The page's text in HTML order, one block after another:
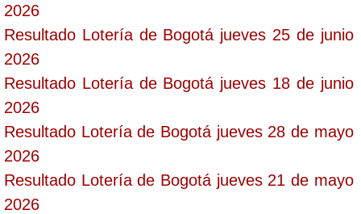
2026
Resultado Lotería de Bogotá jueves 25 de junio
2026
Resultado Lotería de Bogotá jueves 18 de junio
2026
Resultado Lotería de Bogotá jueves 28 de mayo
2026
Resultado Lotería de Bogotá jueves 21 de mayo
2026